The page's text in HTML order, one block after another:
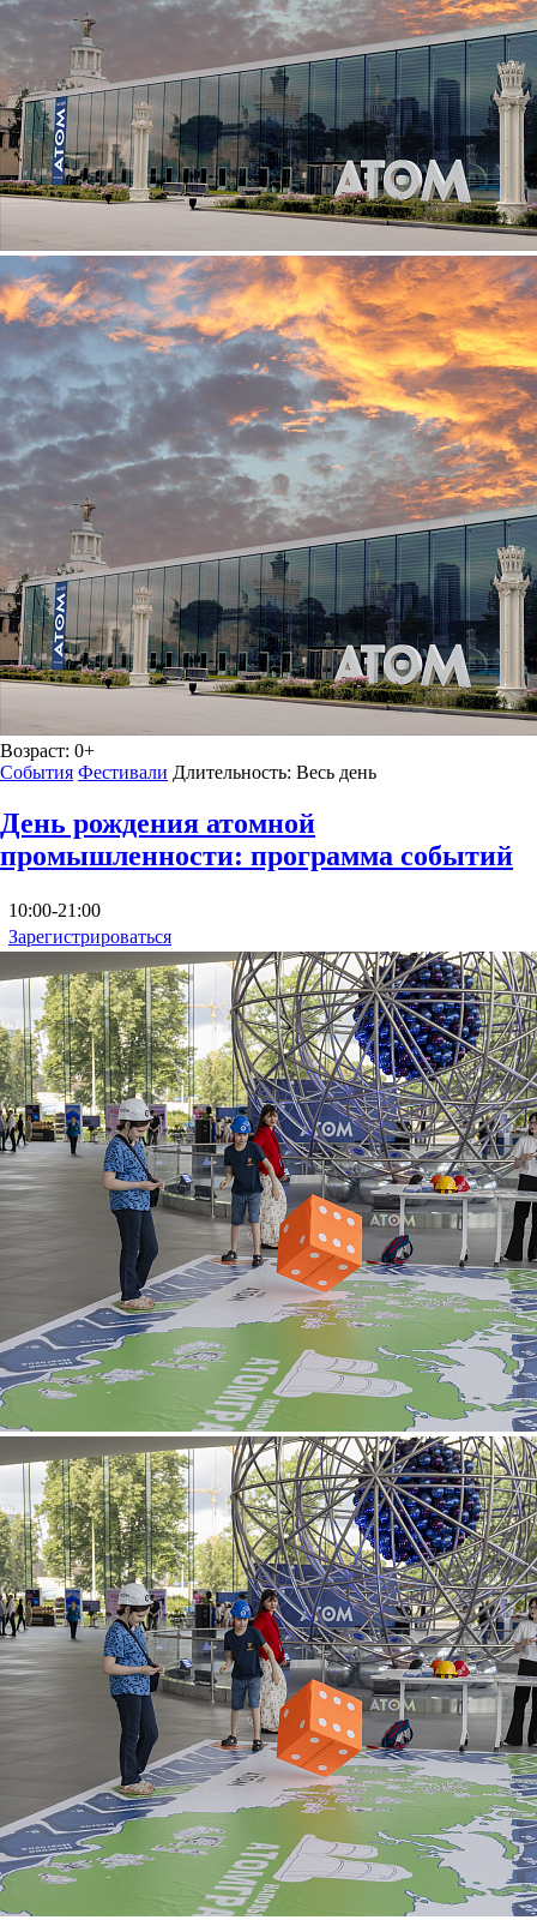
Возраст: 0+
События Фестивали Длительность: Весь день
День рождения атомной
промышленности: программа событий
10:00-21:00
Зарегистрироваться